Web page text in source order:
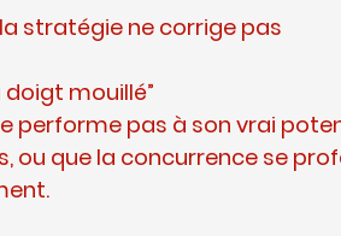
stratégie ne corrige pas
mouillé”
performe pas à son vrai
ou que la concurrence se